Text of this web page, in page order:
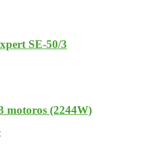
SE-50/3
motoros (2244W)